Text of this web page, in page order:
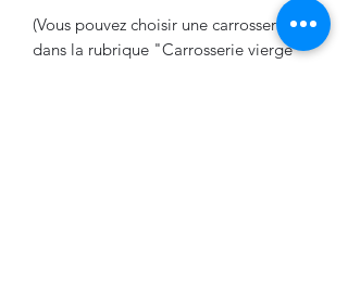
(Vous pouvez choisir une carrosserie
dans la rubrique "Carrosserie vierge"